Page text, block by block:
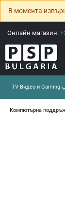
В момента
Онлайн магазин:
TV Видео и Gaming
Компютърна